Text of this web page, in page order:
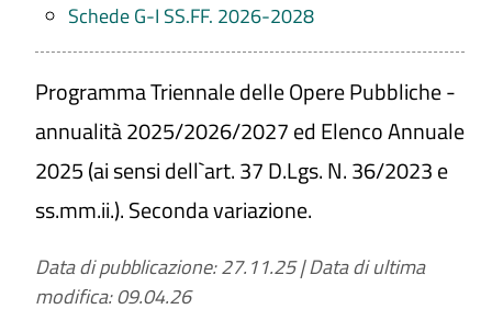
Schede G-I SS.FF. 2026-2028
Programma Triennale delle Opere Pubbliche -
annualità 2025/2026/2027 ed Elenco Annuale
2025 (ai sensi dell`art. 37 D.Lgs. N. 36/2023 e
ss.mm.ii.). Seconda variazione.
Data di pubblicazione: 27.11.25|Data di ultima
modifica: 09.04.26